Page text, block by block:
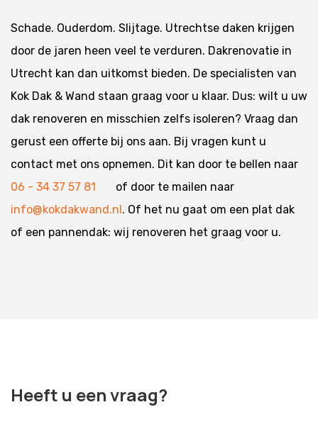
Schade. Ouderdom. Slijtage. Utrechtse daken krijgen
door de jaren heen veel te verduren. Dakrenovatie in
Utrecht kan dan uitkomst bieden. De specialisten van
Kok Dak & Wand staan graag voor u klaar. Dus: wilt u uw
dak renoveren en misschien zelfs isoleren? Vraag dan
gerust een offerte bij ons aan. Bij vragen kunt u
contact met ons opnemen. Dit kan door te bellen naar
06 - 34 37 57 81
of door te mailen naar
info@kokdakwand.nl. Of het nu gaat om een plat dak
of een pannendak: wij renoveren het graag voor u.
Heeft u een vraag?